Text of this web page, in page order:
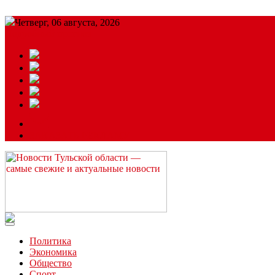
Четверг, 06 августа, 2026
Читайте последние новости дня в Тульской области на сайте
Политика
Экономика
Общество